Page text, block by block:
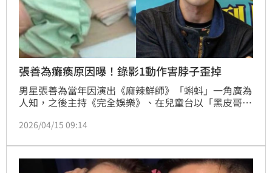
張善為癱瘓原因曝！錄影1動作害脖子歪掉
男星張善為當年因演出《麻辣鮮師》「蝌蚪」一角廣為
人知，之後主持《完全娛樂》、在兒童台以「黑皮哥
逐漸順遂，2013年時卻因病癱瘓臥床，消失於演藝
因，指他因2003年錄製節目時進行「1動作」導致頸椎
嚴重受傷，留下瘀血血塊隱患。
2026/04/15 09:14